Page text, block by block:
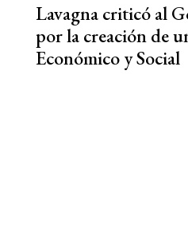
Lavagna criticó al
por la creación de
Económico y Social